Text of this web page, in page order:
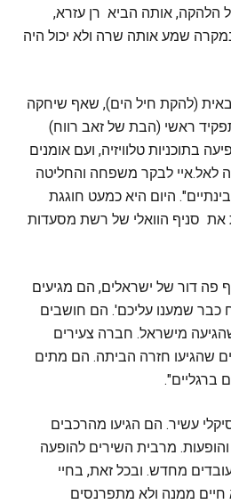
הלהקה, אותה הביא רן עזרא,
שמע אותה שרה ולא יכול היה
(להקת חיל הים), שאף שיחקה
ראשי (הבת של זאב רווח)
בתוכניות טלוויזיה, ועם אומנים
לאל.איי לבקר משפחה והחליטה
היום היא כמעט חוגגת
את סניף הוואלי של רשת מסעדות
פה דור של ישראלים, הם מגיעים
כבר שמענו עליכם'. הם חושבים
מישראל. חברה צעירים
שהגיעו חזרה הביתה. הם מתים
ברגליים".
2" רקע מוסיקלי עשיר. הם הגיעו מהרכבים
והופעות. מרבית השירים להופעה
מחדש. ובכל זאת, בחיי
חיים ממנה ולא מתפרנסים